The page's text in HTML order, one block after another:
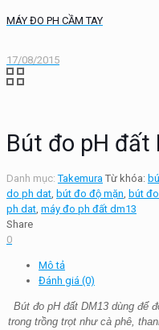
MÁY ĐO PH CẦM TAY
17/08/2015
Bút đo pH đất
Danh mục:Takemura Từ khóa:
do ph dat, bút đo độ mặn, bút
ph dat, máy đo ph đất dm13
Share
0
Mô tả
Đánh giá (0)
Bút đo pH đất DM13 dùng để
trong trồng trọt như cà phê,